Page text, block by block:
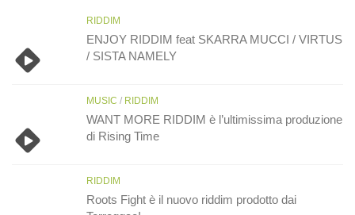
RIDDIM
ENJOY RIDDIM feat SKARRA MUCCI / VIRTUS
/ SISTA NAMELY
MUSIC / RIDDIM
WANT MORE RIDDIM è l’ultimissima produzione
di Rising Time
RIDDIM
Roots Fight è il nuovo riddim prodotto dai